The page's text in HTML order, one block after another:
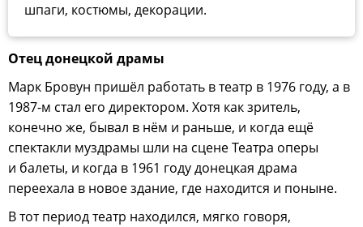
шпаги, костюмы, декорации.
Отец донецкой драмы
Марк Бровун пришёл работать в театр в 1976 году, а в
1987-м стал его директором. Хотя как зритель,
конечно же, бывал в нём и раньше, и когда ещё
спектакли муздрамы шли на сцене Театра оперы
и балеты, и когда в 1961 году донецкая драма
переехала в новое здание, где находится и поныне.
В тот период театр находился, мягко говоря,